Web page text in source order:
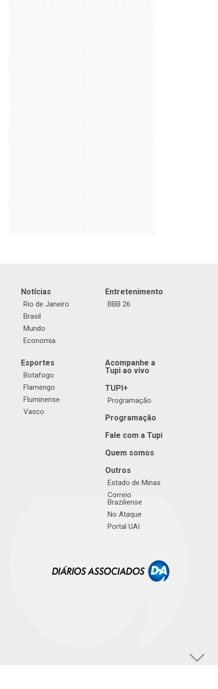
Notícias
Rio de Janeiro
Brasil
Mundo
Economia
Entretenimento
BBB 26
Esportes
Botafogo
Flamengo
Fluminense
Vasco
Acompanhe a
Tupi ao vivo
TUPI+
Programação
Programação
Fale com a Tupi
Quem somos
Outros
Estado de Minas
Correio
Braziliense
No Ataque
Portal UAI